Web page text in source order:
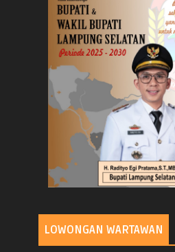
LOWONGAN WARTAWAN